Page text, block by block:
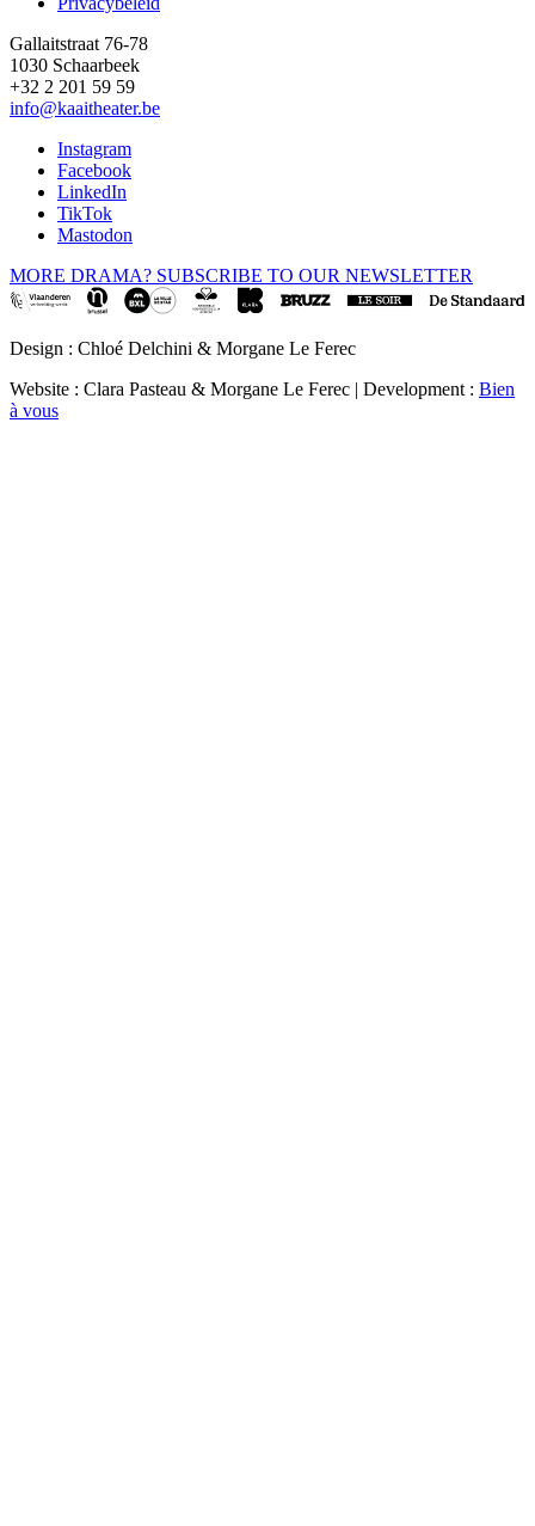
Gallaitstraat 76-78
1030 Schaarbeek
+32 2 201 59 59
info@kaaitheater.be
Instagram
Facebook
LinkedIn
TikTok
Mastodon
MORE DRAMA? SUBSCRIBE TO OUR NEWSLETTER
Design : Chloé Delchini & Morgane Le Ferec
Website : Clara Pasteau & Morgane Le Ferec | Development : Bien
à vous